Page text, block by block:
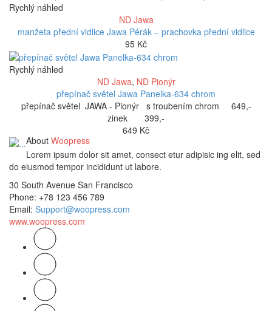
Rychlý náhled
ND Jawa
manžeta přední vidlice Jawa Pérák – prachovka přední vidlice
95 Kč
Rychlý náhled
ND Jawa, ND Pionýr
přepínač světel Jawa Panelka-634 chrom
přepínač světel JAWA - Pionýr s troubením chrom 649,-
zinek 399,-
649 Kč
About Woopress
Lorem ipsum dolor sit amet, consect etur adipisic ing elit, sed
do eiusmod tempor incididunt ut labore.
30 South Avenue San Francisco
Phone: +78 123 456 789
Email: Support@woopress.com
www.woopress.com